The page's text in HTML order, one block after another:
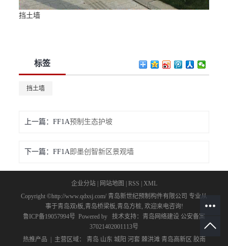
挡土墙
标签
挡土墙
上一篇： 预制生态护坡
下一篇： 即墨创智新区景观墙
企业分站| 网站地图 RSS
XML
Copyright ©http://www.qdxsj.com/ 青岛新世纪预制构件有限公司 专业从
事于青岛双t板,青岛桥梁板,青岛方桩, 欢迎来电咨询!
鲁ICP备19057994号 Powered by 技术支持： 青岛网络建设 公安备案
37021402001113号
热推产品 | 主营区域： 青岛 山东 城阳 河套 棘洪滩 青岛高新区 胶南